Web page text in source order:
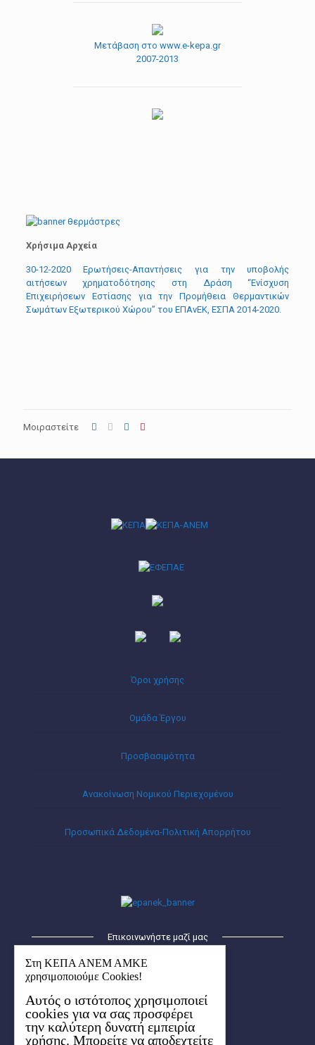
Χρήσιμα Αρχεία
30-12-2020 Ερωτήσεις-Απαντήσεις για την υποβολής
αιτήσεων χρηματοδότησης στη Δράση “Ενίσχυση
Επιχειρήσεων Εστίασης για την Προμήθεια Θερμαντικών
Σωμάτων Εξωτερικού Χώρου” του ΕΠΑνΕΚ, ΕΣΠΑ 2014-2020.
Μοιραστείτε
Μετάβαση στο www.e-kepa.gr
2007-2013
Όροι χρήσης
Ομάδα Έργου
Προσβασιμότητα
Ανακοίνωση Νομικού Περιεχομένου
Προσωπικά Δεδομένα-Πολιτική Απορρήτου
Επικοινωνήστε μαζί μας
ΚΕΠΑ – ΑΝΕΜ ΑΜΚΕ
Οικισμός Λήδα-Μαρία
6ο χλμ. Χαριλάου-Θέρμης
57001 Θέρμη, Θεσσαλονίκης
Aρ. ΓΕΜΗ: 154627704000
Στη ΚΕΠΑ ΑΝΕΜ ΑΜΚΕ
χρησιμοποιούμε Cookies!
Αυτός ο ιστότοπος χρησιμοποιεί
cookies για να σας προσφέρει
την καλύτερη δυνατή εμπειρία
χρήσης. Μπορείτε να αποδεχτείτε